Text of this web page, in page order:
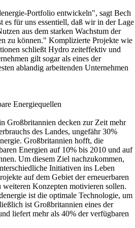
Portfolio entwickeln", sagt Bech
es für uns essentiell, daß wir in der Lage
aus dem starken Wachstum der
zu können." Komplizierte Projekte wie
schließt Hydro zeiteffektiv und
gilt sogar als eines der
ablandig arbeitenden Unternehmen
Energiequellen
Großbritannien decken zur Zeit mehr
des Landes, ungefähr 30%
Großbritannien hofft, die
Energien auf 10% bis 2010 und auf
Um diesem Ziel nachzukommen,
Initiativen ins Leben
auf dem Gebiet der erneuerbaren
weiteren Konzepten motivieren sollen.
ist die optimale Technologie, um
ist Großbritannien eines der
liefert mehr als 40% der verfügbaren